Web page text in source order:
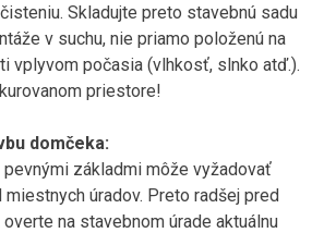
Skladujte preto stavebnú sadu
v suchu, nie priamo položenú na
vplyvom počasia (vlhkosť, slnko atď.).
priestore!
domčeka:
základmi môže vyžadovať
úradov. Preto radšej pred
na stavebnom úrade aktuálnu